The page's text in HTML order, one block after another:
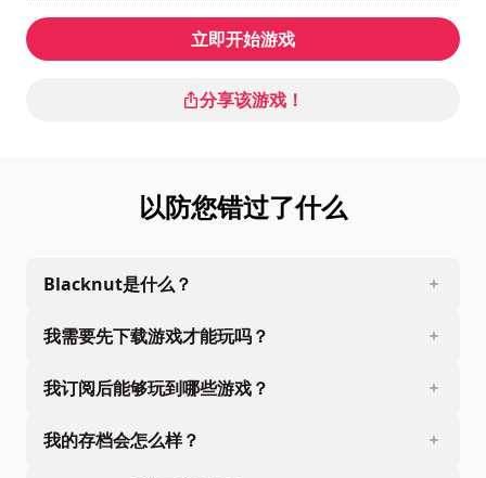
多人游戏模式
: Local, Cooperation, 2 Players
立即开始游戏
分享该游戏！
以防您错过了什么
Blacknut是什么？
我需要先下载游戏才能玩吗？
我订阅后能够玩到哪些游戏？
我的存档会怎么样？